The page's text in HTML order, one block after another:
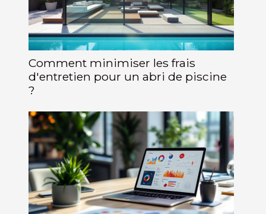
Comment minimiser les frais
d'entretien pour un abri de piscine
?